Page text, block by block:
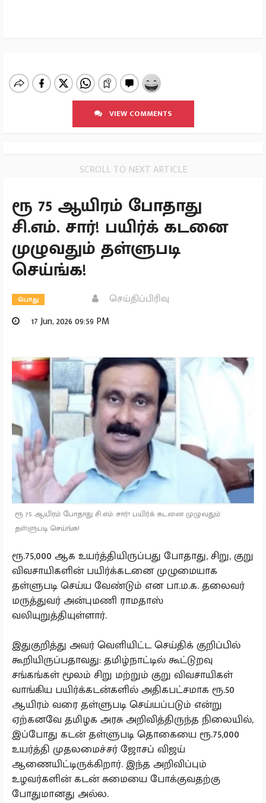
VIEW COMMENTS
SCROLL TO NEXT ARTICLE
ரூ 75 ஆயிரம் போதாது
சி.எம். சார்! பயிர்க் கடனை
முழுவதும் தள்ளுபடி
செய்ங்க!
பொது
செய்திப்பிரிவு
17 Jun, 2026 09:59 PM
ரூ 75 ஆயிரம் போதாது சி.எம். சார்! பயிர்க் கடனை முழுவதும்
தள்ளுபடி செய்ங்க!
ரூ.75,000 ஆக உயர்த்தியிருப்பது போதாது, சிறு, குறு
விவசாயிகளின் பயிர்க்கடனை முழுமையாக
தள்ளுபடி செய்ய வேண்டும் என பா.ம.க. தலைவர்
மருத்துவர் அன்புமணி ராமதாஸ்
வலியுறுத்தியுள்ளார்.
இதுகுறித்து அவர் வெளியிட்ட செய்திக் குறிப்பில்
கூறியிருப்பதாவது: தமிழ்நாட்டில் கூட்டுறவு
சங்கங்கள் மூலம் சிறு மற்றும் குறு விவசாயிகள்
வாங்கிய பயிர்க்கடன்களில் அதிகபட்சமாக ரூ.50
ஆயிரம் வரை தள்ளுபடி செய்யப்படும் என்று
ஏற்கனவே தமிழக அரசு அறிவித்திருந்த நிலையில்,
இப்போது கடன் தள்ளுபடி தொகையை ரூ.75,000
உயர்த்தி முதலமைச்சர் ஜோசப் விஜய்
ஆணையிட்டிருக்கிறார். இந்த அறிவிப்பும்
உழவர்களின் கடன் சுமையை போக்குவதற்கு
போதுமானது அல்ல.